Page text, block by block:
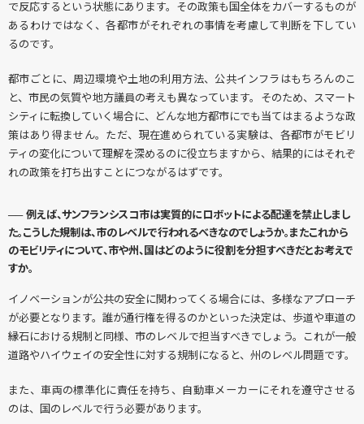
で反応するという状態にあります。その政策も国全体をカバーするものが
あるわけではなく、各都市がそれぞれの事情を考慮して判断を下してい
るのです。
都市ごとに、周辺環境や土地の利用方法、公共インフラはもちろんのこ
と、市民の気質や地方議員の考えも異なっています。そのため、スマート
シティに転換していく場合に、どんな地方都市にでも当てはまるような政
策はあり得ません。ただ、現在進められている実験は、各都市がモビリ
ティの変化について理解を深めるのに役立ちますから、結果的にはそれぞ
れの政策を打ち出すことにつながるはずです。
── 例えば、サンフランシスコ市は実質的にロボットによる配達を禁止しまし
た。こうした規制は、市のレベルで行われるべきなのでしょうか。またこれから
のモビリティについて、市や州、国はどのように役割を分担すべきだとお考えで
すか。
イノベーションが公共の安全に関わってくる場合には、多様なアプローチ
が必要となります。誰が通行権を得るのかといった決定は、歩道や車道の
縁石における規制と同様、市のレベルで担当すべきでしょう。これが一般
道路やハイウェイの安全性に対する規制になると、州のレベル問題です。
また、車両の標準化に責任を持ち、自動車メーカーにそれを遵守させる
のは、国のレベルで行う必要があります。